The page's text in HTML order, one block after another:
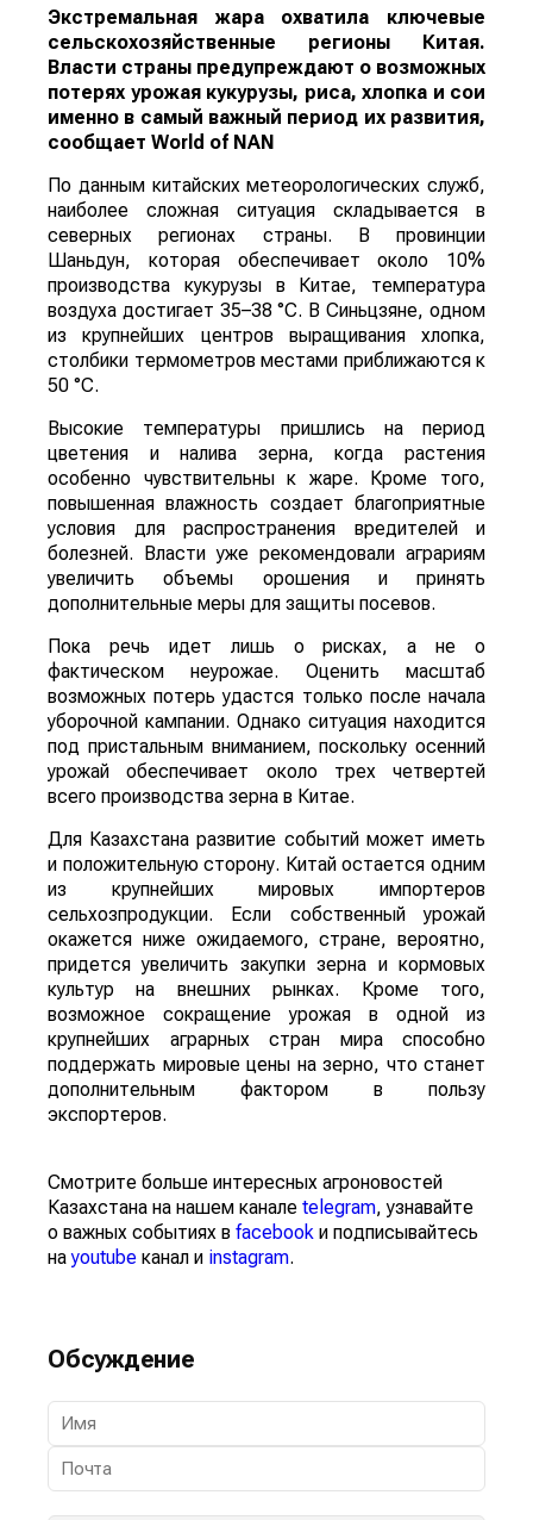
Экстремальная жара охватила ключевые
сельскохозяйственные регионы Китая.
Власти страны предупреждают о возможных
потерях урожая кукурузы, риса, хлопка и сои
именно в самый важный период их развития,
сообщает World of NAN
По данным китайских метеорологических служб,
наиболее сложная ситуация складывается в
северных регионах страны. В провинции
Шаньдун, которая обеспечивает около 10%
производства кукурузы в Китае, температура
воздуха достигает 35–38 °C. В Синьцзяне, одном
из крупнейших центров выращивания хлопка,
столбики термометров местами приближаются к
50 °C.
Высокие температуры пришлись на период
цветения и налива зерна, когда растения
особенно чувствительны к жаре. Кроме того,
повышенная влажность создает благоприятные
условия для распространения вредителей и
болезней. Власти уже рекомендовали аграриям
увеличить объемы орошения и принять
дополнительные меры для защиты посевов.
Пока речь идет лишь о рисках, а не о
фактическом неурожае. Оценить масштаб
возможных потерь удастся только после начала
уборочной кампании. Однако ситуация находится
под пристальным вниманием, поскольку осенний
урожай обеспечивает около трех четвертей
всего производства зерна в Китае.
Для Казахстана развитие событий может иметь
и положительную сторону. Китай остается одним
из крупнейших мировых импортеров
сельхозпродукции. Если собственный урожай
окажется ниже ожидаемого, стране, вероятно,
придется увеличить закупки зерна и кормовых
культур на внешних рынках. Кроме того,
возможное сокращение урожая в одной из
крупнейших аграрных стран мира способно
поддержать мировые цены на зерно, что станет
дополнительным фактором в пользу
экспортеров.
Смотрите больше интересных агроновостей
Казахстана на нашем канале telegram, узнавайте
о важных событиях в facebook и подписывайтесь
наyoutube канал и instagram.
Обсуждение